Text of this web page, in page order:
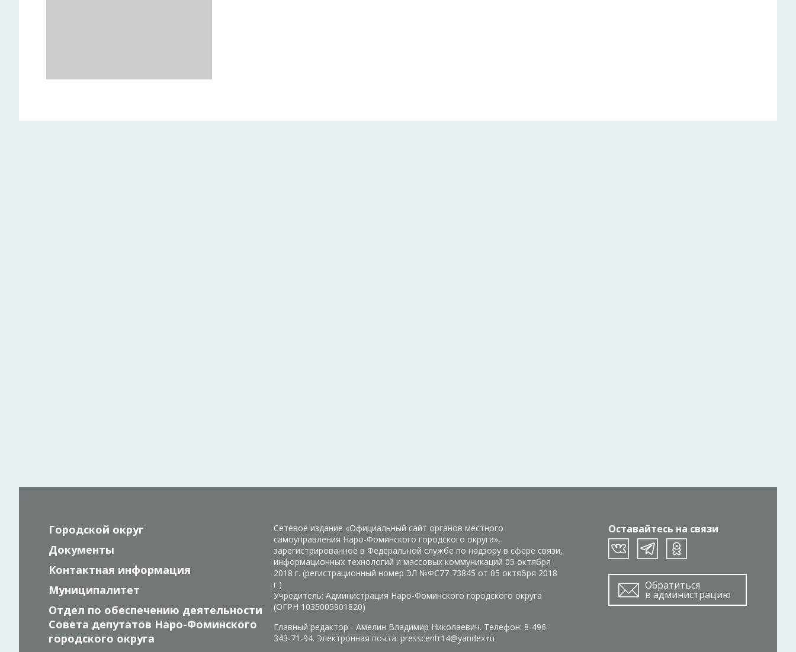
Оставайтесь на связи
Обратиться
в администрацию
Городской округ
Документы
Контактная информация
Муниципалитет
Отдел по обеспечению деятельности
Совета депутатов Наро-Фоминского
городского округа
Сетевое издание «Официальный сайт органов местного
самоуправления Наро-Фоминского городского округа»,
зарегистрированное в Федеральной службе по надзору в сфере связи,
информационных технологий и массовых коммуникаций 05 октября
2018 г. (регистрационный номер ЭЛ №ФС77-73845 от 05 октября 2018
г.)
Учредитель: Администрация Наро-Фоминского городского округа
(ОГРН 1035005901820)
Главный редактор - Амелин Владимир Николаевич. Телефон: 8-496-
343-71-94. Электронная почта: presscentr14@yandex.ru